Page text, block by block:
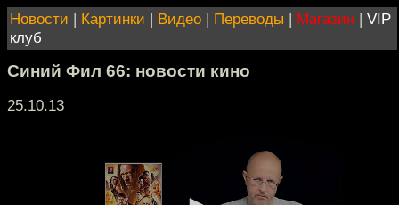
Новости | Картинки | Видео | Переводы | Магазин | VIP
клуб
Синий Фил 66: новости кино
25.10.13